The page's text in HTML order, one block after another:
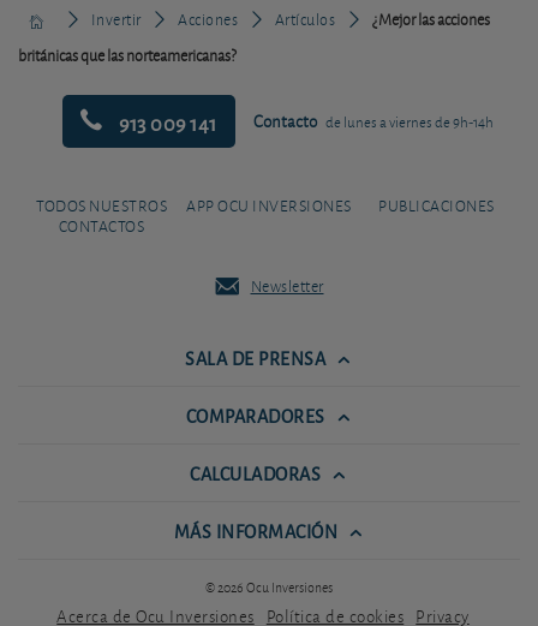
Invertir Acciones Artículos
¿Mejor las acciones
británicas que las norteamericanas?
913 009 141 Contacto de lunes a viernes de 9h-14h
TODOS NUESTROS
CONTACTOS
APP OCU INVERSIONES PUBLICACIONES
Newsletter
SALA DE PRENSA
COMPARADORES
CALCULADORAS
MÁS INFORMACIÓN
© 2026 Ocu Inversiones
Acerca de Ocu Inversiones Política de cookies Privacy